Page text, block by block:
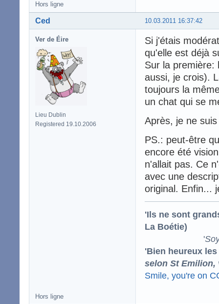
Hors ligne
10.03.2011 16:37:42
Ced
Ver de Éire
Lieu Dublin
Registered 19.10.2006
Si j'étais
qu'elle est déjà
Sur la première:
aussi, je crois).
toujours la
un chat qui se
Après, je ne
PS.: peut-être
encore été
n'allait pas. Ce
avec une
original. Enfin...
'Ils ne sont
La Boétie)
'
'Bien heureux
selon St Emilion,
Smile, you're on
Hors ligne